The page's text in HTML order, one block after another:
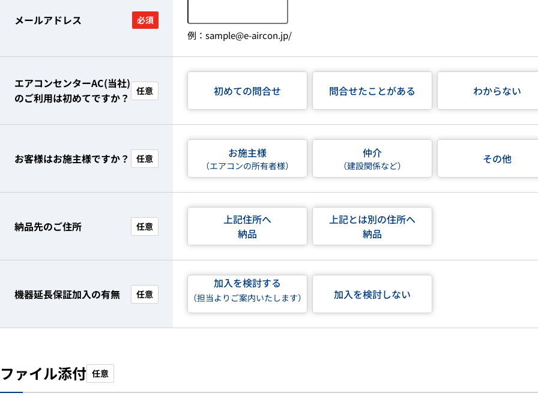
メールアドレス 必須
例：sample@e-aircon.jp/
エアコンセンターAC(当社)
のご利用は初めてですか？
任意 初めての問合せ 問合せたことがある わからない
お客様はお施主様ですか？ 任意 お施主様
（エアコンの所有者様）
仲介
（建設関係など） その他
納品先のご住所 任意
上記住所へ
納品
上記とは別の住所へ
納品
機器延長保証加入の有無 任意
加入を検討する
（担当よりご案内いたします） 加入を検討しない
ファイル添付 任意